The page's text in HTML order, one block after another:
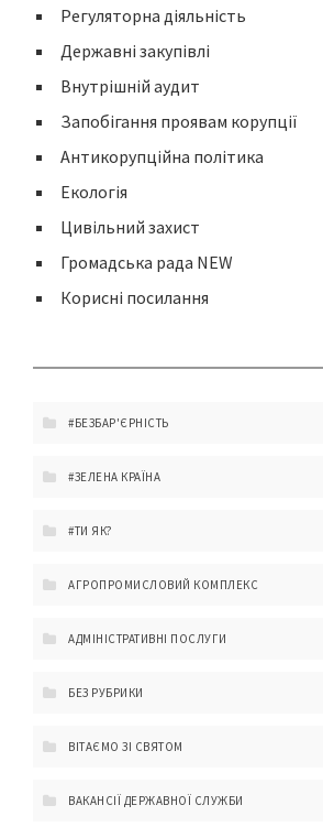
Регуляторна діяльність
Державні закупівлі
Внутрішній аудит
Запобігання проявам корупції
Антикорупційна політика
Екологія
Цивільний захист
Громадська рада NEW
Корисні посилання
#БЕЗБАР'ЄРНІСТЬ
#ЗЕЛЕНА КРАЇНА
#ТИ ЯК?
АГРОПРОМИСЛОВИЙ КОМПЛЕКС
АДМІНІСТРАТИВНІ ПОСЛУГИ
БЕЗ РУБРИКИ
ВІТАЄМО ЗІ СВЯТОМ
ВАКАНСІЇ ДЕРЖАВНОЇ СЛУЖБИ